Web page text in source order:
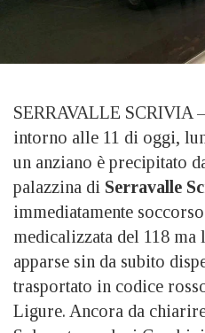
SERRAVALLE SCRIVIA
intorno alle 11 di oggi,
un anziano è precipitato
palazzina di Serravalle
immediatamente
medicalizzata del 118
apparse sin da subito
trasportato in codice
Ligure. Ancora da